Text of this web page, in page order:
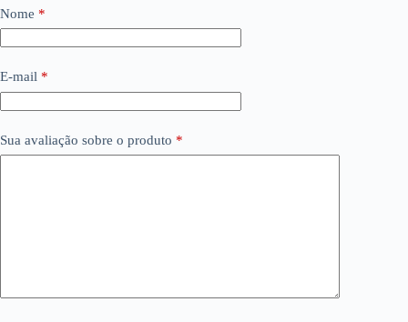
Nome *
E-mail *
Sua avaliação sobre o produto *